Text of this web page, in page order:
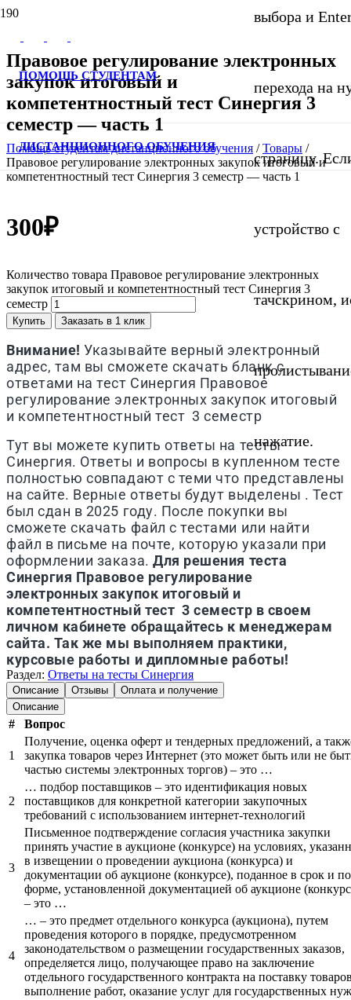
ПОМОЩЬ СТУДЕНТАМ
ДИСТАНЦИОННОГО ОБУЧЕНИЯ
выбора и
перехода на
страницу.
устройство с
тачскрином,
нажатие.
Правовое регулирование электронных
закупок итоговый и
компетентностный тест Синергия 3
семестр — часть 1
Помощь студентам дистанционного обучения /Товары /
Правовое регулирование электронных закупок итоговый и
компетентностный тест Синергия 3 семестр — часть 1
300₽
Количество товара Правовое регулирование электронных
закупок итоговый и компетентностный тест Синергия 3
семестр
Купить Заказать в 1 клик
Внимание! Указывайте верный электронный
адрес, там вы сможете скачать бланк с
ответами на тест Синергия Правовое
регулирование электронных закупок итоговый
и компетентностный тест 3 семестр
Тут вы можете купить ответы на тесты
Синергия. Ответы и вопросы в купленном тесте
полностью совпадают с теми что представлены
на сайте. Верные ответы будут выделены . Тест
был сдан в 2025 году. После покупки вы
сможете скачать файл с тестами или найти
файл в письме на почте, которую указали при
оформлении заказа.Для решения теста
Синергия Правовое регулирование
электронных закупок итоговый и
компетентностный тест 3 семестр в своем
личном кабинете обращайтесь к менеджерам
сайта. Так же мы выполняем практики,
курсовые работы и дипломные работы!
Раздел: Ответы на тесты Синергия
Описание Отзывы
Оплата и получение
Описание
# Вопрос
1
Получение, оценка оферт и тендерных предложений, а
закупка товаров через Интернет (это может быть или не
частью системы электронных торгов) – это …
2
… подбор поставщиков – это идентификация новых
поставщиков для конкретной категории закупочных
требований с использованием интернет-технологий
3
Письменное подтверждение согласия участника закупки
принять участие в аукционе (конкурсе) на условиях,
в извещении о проведении аукциона (конкурса) и
документации об аукционе (конкурсе), поданное в срок и по
форме, установленной документацией об аукционе
– это …
4
… – это предмет отдельного конкурса (аукциона), путем
проведения которого в порядке, предусмотренном
законодательством о размещении государственных заказов,
определяется лицо, получающее право на заключение
отдельного государственного контракта на поставку
выполнение работ, оказание услуг для государственных